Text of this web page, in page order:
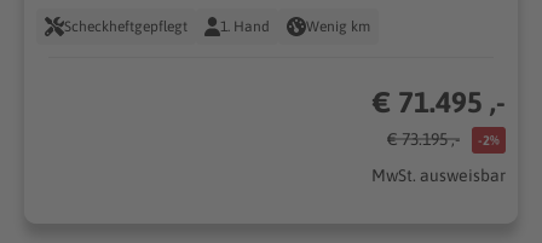
Scheckheftgepflegt 1. Hand Wenig km
€ 71.495 ,-
€ 73.195 ,- -2%
MwSt. ausweisbar